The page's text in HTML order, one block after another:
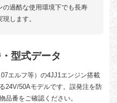
の過酷な使用環境下でも長寿
現します。
型式データ
エルフ等）の4JJ1エンジン搭載
24V/50Aモデルです。誤発注を防
品番をご確認ください。